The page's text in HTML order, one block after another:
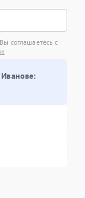
соглашаетесь с